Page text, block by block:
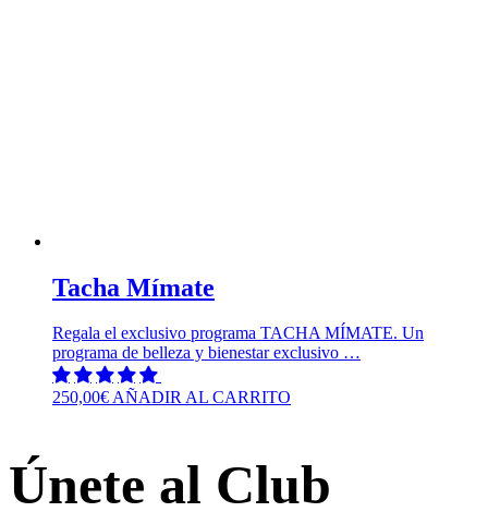
Tacha Mímate
Regala el exclusivo programa TACHA MÍMATE. Un
programa de belleza y bienestar exclusivo …
250,00€AÑADIR AL CARRITO
Únete al Club